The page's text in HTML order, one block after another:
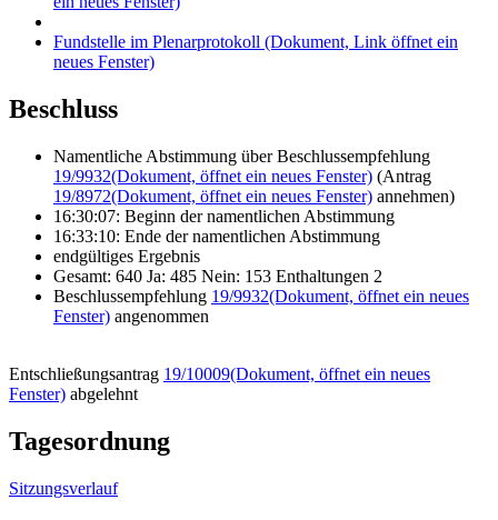
Fundstelle im Plenarprotokoll (Dokument, Link öffnet ein
neues Fenster)
Beschluss
Namentliche Abstimmung über Beschlussempfehlung
19/9932(Dokument, öffnet ein neues Fenster) (Antrag
19/8972(Dokument, öffnet ein neues Fenster) annehmen)
16:30:07: Beginn der namentlichen Abstimmung
16:33:10: Ende der namentlichen Abstimmung
endgültiges Ergebnis
Gesamt: 640 Ja: 485 Nein: 153 Enthaltungen 2
Beschlussempfehlung 19/9932(Dokument, öffnet ein neues
Fenster) angenommen
Entschließungsantrag 19/10009(Dokument, öffnet ein neues
Fenster) abgelehnt
Tagesordnung
Sitzungsverlauf